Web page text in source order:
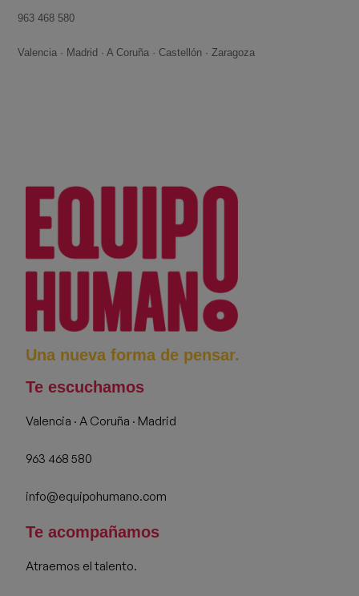
963 468 580
Valencia · Madrid · A Coruña · Castellón · Zaragoza
Una nueva forma de pensar.
Te escuchamos
Valencia · A Coruña · Madrid
963 468 580
info@equipohumano.com
Te acompañamos
Atraemos el talento.